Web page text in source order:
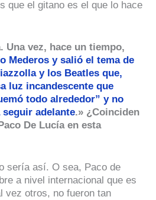
que el gitano es el que lo hace
Una vez, hace un tiempo,
Mederos y salió el tema de
y los Beatles que,
luz incandescente que
todo alrededor” y no
adelante.» ¿Coinciden
De Lucía en esta
sería así. O sea, Paco de
a nivel internacional que es
vez otros, no fueron tan